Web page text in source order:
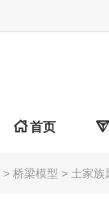
首页 
> 桥梁模型 > 土家族